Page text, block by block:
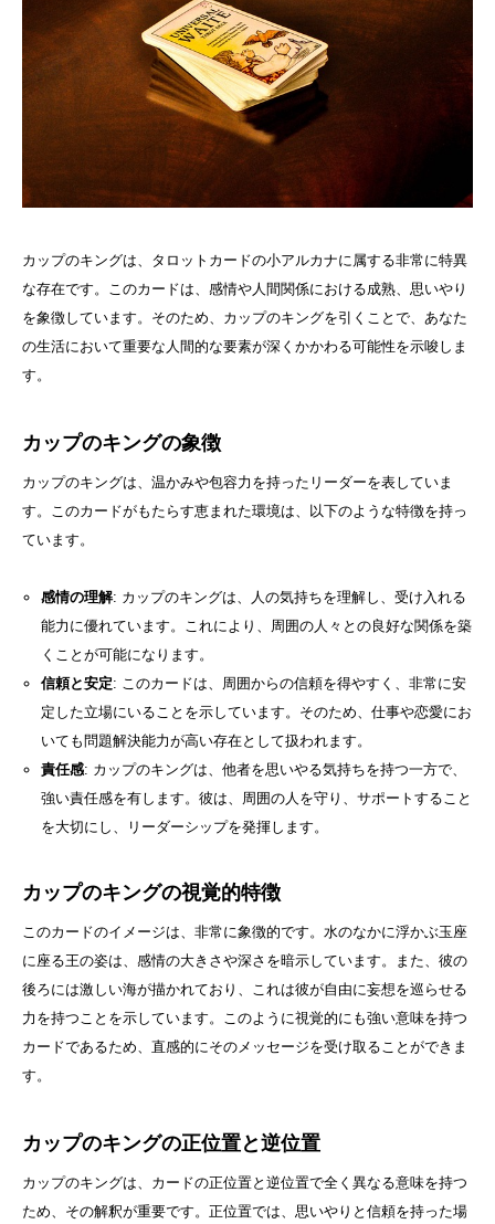
カップのキングは、タロットカードの小アルカナに属する非常に特異
な存在です。このカードは、感情や人間関係における成熟、思いやり
を象徴しています。そのため、カップのキングを引くことで、あなた
の生活において重要な人間的な要素が深くかかわる可能性を示唆しま
す。
カップのキングの象徴
カップのキングは、温かみや包容力を持ったリーダーを表していま
す。このカードがもたらす恵まれた環境は、以下のような特徴を持っ
ています。
感情の理解: カップのキングは、人の気持ちを理解し、受け入れる
能力に優れています。これにより、周囲の人々との良好な関係を築
くことが可能になります。
信頼と安定: このカードは、周囲からの信頼を得やすく、非常に安
定した立場にいることを示しています。そのため、仕事や恋愛にお
いても問題解決能力が高い存在として扱われます。
責任感: カップのキングは、他者を思いやる気持ちを持つ一方で、
強い責任感を有します。彼は、周囲の人を守り、サポートすること
を大切にし、リーダーシップを発揮します。
カップのキングの視覚的特徴
このカードのイメージは、非常に象徴的です。水のなかに浮かぶ玉座
に座る王の姿は、感情の大きさや深さを暗示しています。また、彼の
後ろには激しい海が描かれており、これは彼が自由に妄想を巡らせる
力を持つことを示しています。このように視覚的にも強い意味を持つ
カードであるため、直感的にそのメッセージを受け取ることができま
す。
カップのキングの正位置と逆位置
カップのキングは、カードの正位置と逆位置で全く異なる意味を持つ
ため、その解釈が重要です。正位置では、思いやりと信頼を持った場